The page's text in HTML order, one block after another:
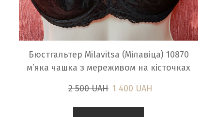
Бюстгальтер Milavitsa (Мілавіца) 10870
м’яка чашка з мереживом на кісточках
2 500 UAH 1 400 UAH